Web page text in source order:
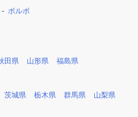
ボルボ
田県 山形県 福島県
茨城県 栃木県 群馬県 山梨県